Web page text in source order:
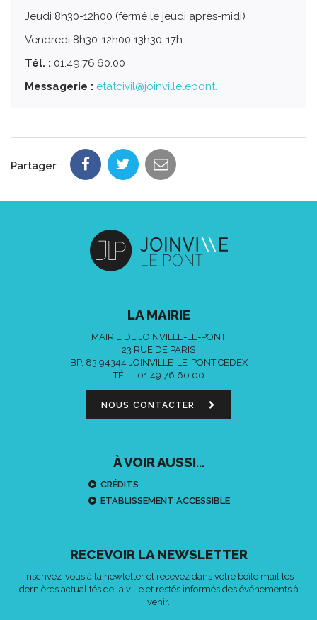
Jeudi 8h30-12h00 (fermé le jeudi après-midi)
Vendredi 8h30-12h00 13h30-17h
Tél. : 01.49.76.60.00
Messagerie : etatcivil@joinvillelepont.
Partager
LA MAIRIE
MAIRIE DE JOINVILLE-LE-PONT
23 RUE DE PARIS
BP. 83 94344 JOINVILLE-LE-PONT CEDEX
TÉL. : 01 49 76 60 00
NOUS CONTACTER
À VOIR AUSSI...
CRÉDITS
ETABLISSEMENT ACCESSIBLE
RECEVOIR LA NEWSLETTER
Inscrivez-vous à la newletter et recevez dans votre boîte mail les
dernières actualités de la ville et restés informés des événements à
venir.